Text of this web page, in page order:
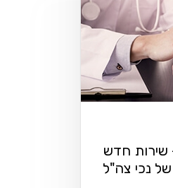
שירות חדש
של נכי צה"ל